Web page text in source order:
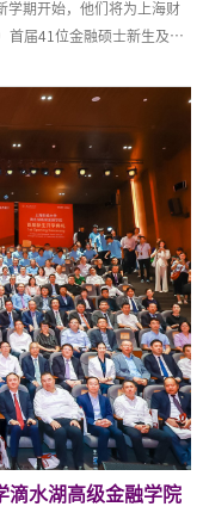
学期开始，他们将为上海财
届41位金融硕士新生及新
水湖高级金融学院